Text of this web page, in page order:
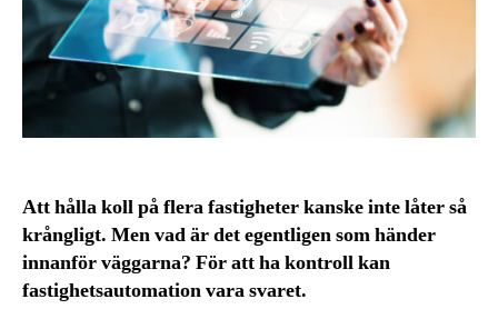
Att hålla koll på flera fastigheter kanske inte låter så
krångligt. Men vad är det egentligen som händer
innanför väggarna? För att ha kontroll kan
fastighetsautomation vara svaret.